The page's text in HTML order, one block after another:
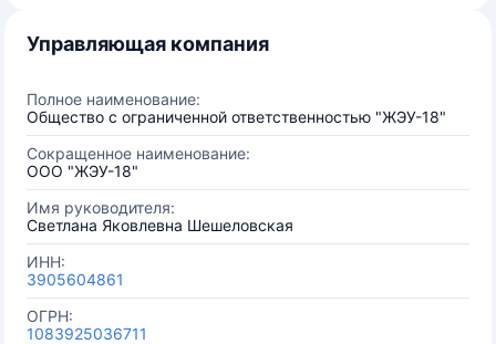
Управляющая компания
Полное наименование:
Общество с ограниченной ответственностью "ЖЭУ-18"
Сокращенное наименование:
ООО "ЖЭУ-18"
Имя руководителя:
Светлана Яковлевна Шешеловская
ИНН:
3905604861
ОГРН:
1083925036711